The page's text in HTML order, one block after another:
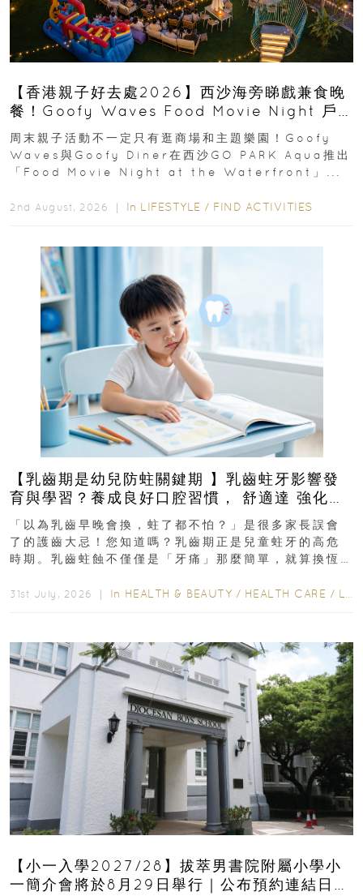
【香港親子好去處2026】西沙海旁睇戲兼食晚
餐！Goofy Waves Food Movie Night 戶
外影院逢週末登場
周末親子活動不一定只有逛商場和主題樂園！Goofy
Waves與Goofy Diner在西沙GO PARK Aqua推出
「Food Movie Night at the Waterfront」...
2nd August, 2026 ｜ In LIFESTYLE / FIND ACTIVITIES
【乳齒期是幼兒防蛀關鍵期 】乳齒蛀牙影響發
育與學習？養成良好口腔習慣， 舒適達 強化琺
瑯質 兒童牙膏防護指南
「以為乳齒早晚會換，蛀了都不怕？」是很多家長誤會
了的護齒大忌！您知道嗎？乳齒期正是兒童蛀牙的高危
時期。乳齒蛀蝕不僅僅是「牙痛」那麼簡單，就算換恆
31st July, 2026 ｜ In HEALTH & BEAUTY / HEALTH CARE / LIFESTYLE
【小一入學2027/28】拔萃男書院附屬小學小
一簡介會將於8月29日舉行｜公布預約連結日期